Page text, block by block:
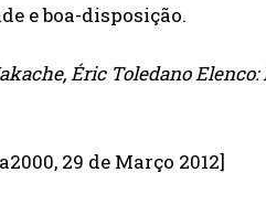
e boa-disposição.
Éric Toledano Elenco:
29 de Março 2012]